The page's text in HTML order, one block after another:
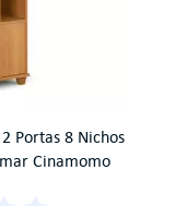
Portas 8 Nichos
Cinamomo